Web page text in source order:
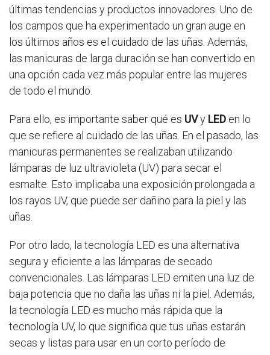
últimas tendencias y productos innovadores. Uno de
los campos que ha experimentado un gran auge en
los últimos años es el cuidado de las uñas. Además,
las manicuras de larga duración se han convertido en
una opción cada vez más popular entre las mujeres
de todo el mundo.
Para ello, es importante saber qué es UVy LED en lo
que se refiere al cuidado de las uñas. En el pasado, las
manicuras permanentes se realizaban utilizando
lámparas de luz ultravioleta (UV) para secar el
esmalte. Esto implicaba una exposición prolongada a
los rayos UV, que puede ser dañino para la piel y las
uñas.
Por otro lado, la tecnología LED es una alternativa
segura y eficiente a las lámparas de secado
convencionales. Las lámparas LED emiten una luz de
baja potencia que no daña las uñas ni la piel. Además,
la tecnología LED es mucho más rápida que la
tecnología UV, lo que significa que tus uñas estarán
secas y listas para usar en un corto período de